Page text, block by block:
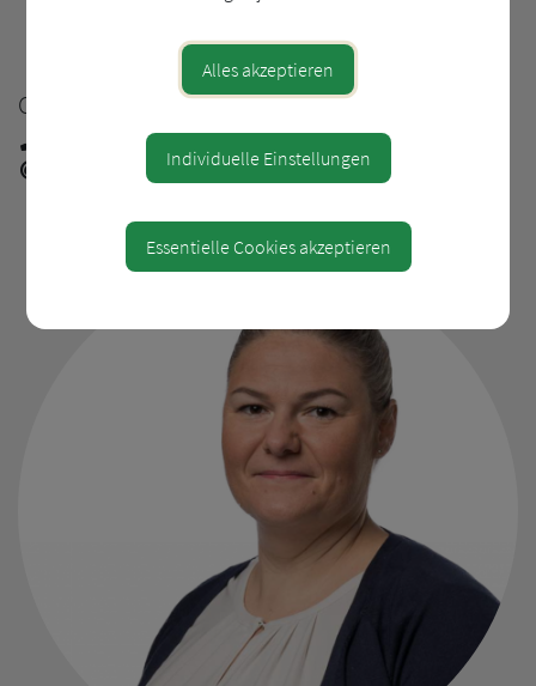
CHRISTIANE HUNDSBERGER
0650 6344415
chhundsberger@outlook.com
Alles akzeptieren
Individuelle Einstellungen
Essentielle Cookies akzeptieren